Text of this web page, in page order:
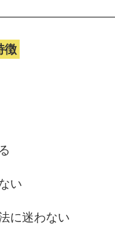
徴
い
に迷わない